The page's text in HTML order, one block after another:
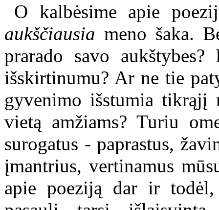
O kalbėsime apie
aukščiausiameno šaka.
prarado savo
išskirtinumu? Ar ne tie
gyvenimo išstumia tikrąjį
vietą amžiams? Turiu
surogatus - paprastus,
įmantrius, vertinamus
apie poeziją dar ir